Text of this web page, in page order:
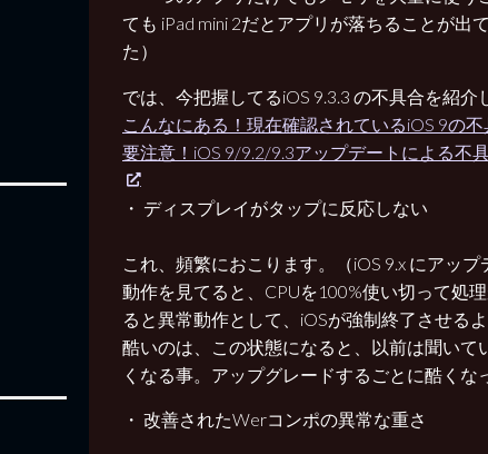
ても iPad mini 2だとアプリが落ちることが出
た）
では、今把握してるiOS 9.3.3 の不具合を紹介
こんなにある！現在確認されているiOS 9の
要注意！iOS 9/9.2/9.3アップデートによる不
・ ディスプレイがタップに反応しない
これ、頻繁におこります。（iOS 9.x にアップ
動作を見てると、CPUを100%使い切って処
ると異常動作として、iOSが強制終了させる
酷いのは、この状態になると、以前は聞い
くなる事。アップグレードするごとに酷くな
・ 改善されたWerコンポの異常な重さ